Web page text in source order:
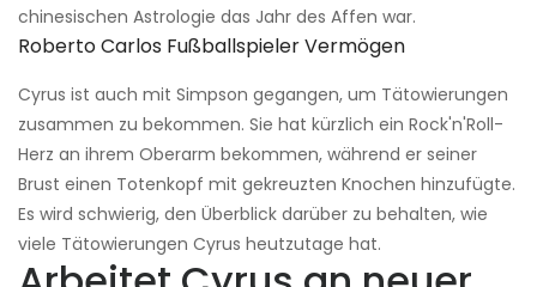
chinesischen Astrologie das Jahr des Affen war.
Roberto Carlos Fußballspieler Vermögen
Cyrus ist auch mit Simpson gegangen, um Tätowierungen
zusammen zu bekommen. Sie hat kürzlich ein Rock'n'Roll-
Herz an ihrem Oberarm bekommen, während er seiner
Brust einen Totenkopf mit gekreuzten Knochen hinzufügte.
Es wird schwierig, den Überblick darüber zu behalten, wie
viele Tätowierungen Cyrus heutzutage hat.